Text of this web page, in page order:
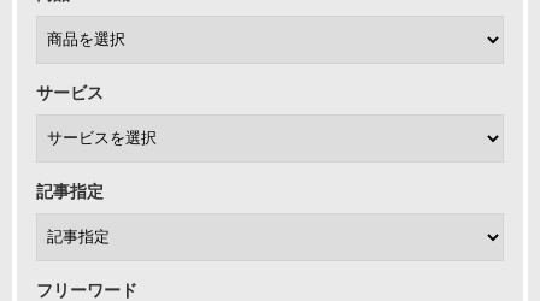
サービス
記事指定
フリーワード